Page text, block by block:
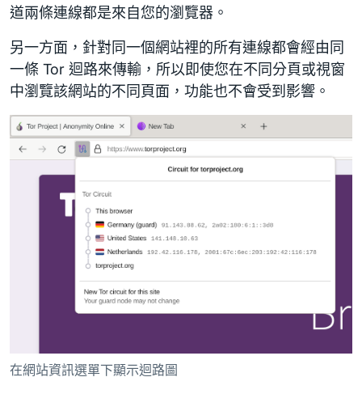
道兩條連線都是來自您的瀏覽器。
另一方面，針對同一個網站裡的所有連線都會經由同
一條 Tor 迴路來傳輸，所以即使您在不同分頁或視窗
中瀏覽該網站的不同頁面，功能也不會受到影響。
在網站資訊選單下顯示迴路圖